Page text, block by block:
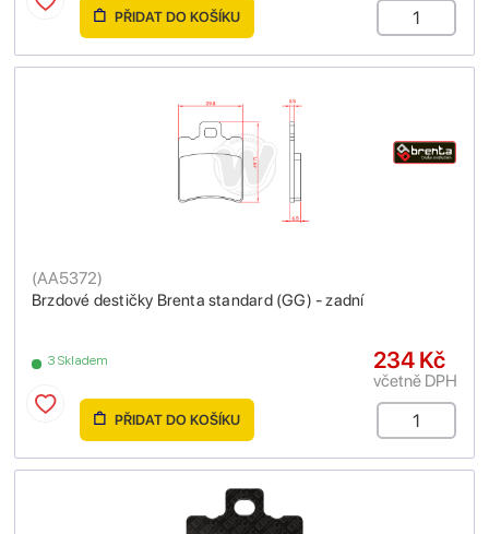
PŘIDAT DO KOŠÍKU
Brzdové destičky Brenta standard (GG) - zadní
(AA5372)
3 Skladem 234 Kč
včetně DPH
PŘIDAT DO KOŠÍKU